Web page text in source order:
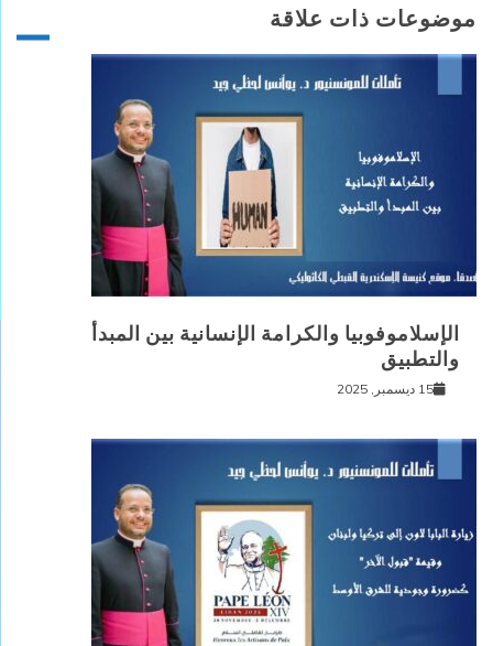
موضوعات ذات علاقة
الإسلاموفوبيا والكرامة الإنسانية بين المبدأ
والتطبيق
15 ديسمبر, 2025